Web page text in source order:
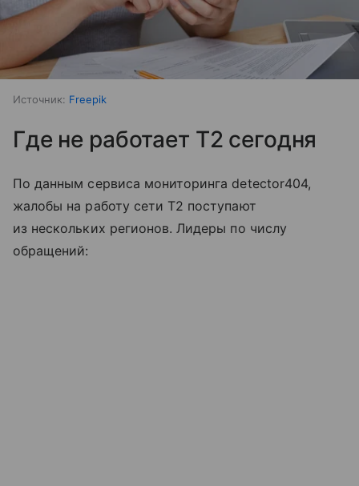
Источник: Freepik
Где не работает T2 сегодня
По данным сервиса мониторинга detector404,
жалобы на работу сети T2 поступают
из нескольких регионов. Лидеры по числу
обращений: